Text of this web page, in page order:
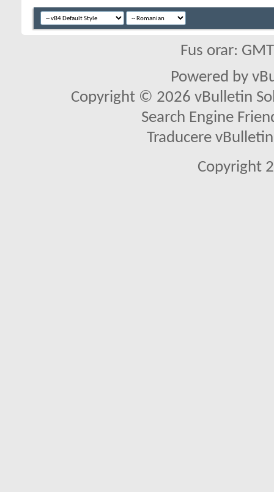
Fus orar:
Powered by
Copyright © 2026 vBulletin
Search Engine
Traducere
Copyright